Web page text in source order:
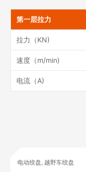
第一层拉力
拉力（KN)
速度（m/min)
电流（A)
电动绞盘, 越野车绞盘